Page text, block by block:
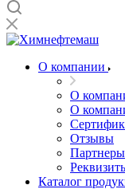
О компании
О
О
Отзывы
Партнеры
Каталог